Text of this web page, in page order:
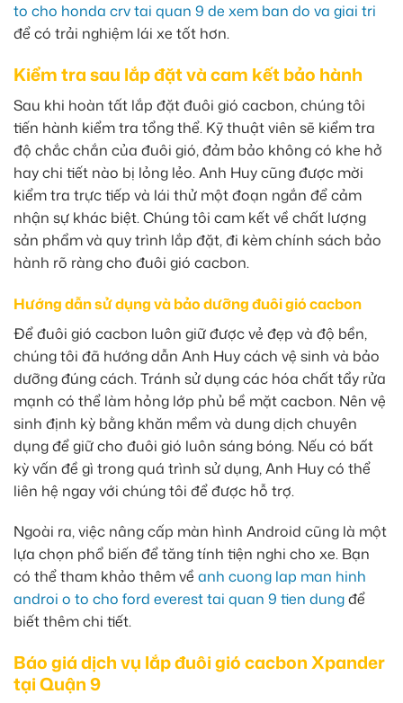
to cho honda crv tai quan 9 de xem ban do va giai tri
để có trải nghiệm lái xe tốt hơn.
Kiểm tra sau lắp đặt và cam kết bảo hành
Sau khi hoàn tất lắp đặt đuôi gió cacbon, chúng tôi
tiến hành kiểm tra tổng thể. Kỹ thuật viên sẽ kiểm tra
độ chắc chắn của đuôi gió, đảm bảo không có khe hở
hay chi tiết nào bị lỏng lẻo. Anh Huy cũng được mời
kiểm tra trực tiếp và lái thử một đoạn ngắn để cảm
nhận sự khác biệt. Chúng tôi cam kết về chất lượng
sản phẩm và quy trình lắp đặt, đi kèm chính sách bảo
hành rõ ràng cho đuôi gió cacbon.
Hướng dẫn sử dụng và bảo dưỡng đuôi gió cacbon
Để đuôi gió cacbon luôn giữ được vẻ đẹp và độ bền,
chúng tôi đã hướng dẫn Anh Huy cách vệ sinh và bảo
dưỡng đúng cách. Tránh sử dụng các hóa chất tẩy rửa
mạnh có thể làm hỏng lớp phủ bề mặt cacbon. Nên vệ
sinh định kỳ bằng khăn mềm và dung dịch chuyên
dụng để giữ cho đuôi gió luôn sáng bóng. Nếu có bất
kỳ vấn đề gì trong quá trình sử dụng, Anh Huy có thể
liên hệ ngay với chúng tôi để được hỗ trợ.
Ngoài ra, việc nâng cấp màn hình Android cũng là một
lựa chọn phổ biến để tăng tính tiện nghi cho xe. Bạn
có thể tham khảo thêm về anh cuong lap man hinh
androi o to cho ford everest tai quan 9 tien dungđể
biết thêm chi tiết.
Báo giá dịch vụ lắp đuôi gió cacbon Xpander
tại Quận 9